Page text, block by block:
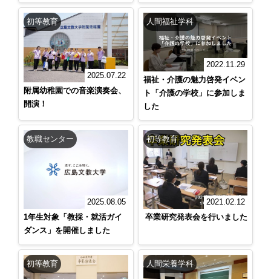
初等教育
2025.07.22
附属幼稚園での音楽演奏会、
開演！
人間福祉学科
2022.11.29
福祉・介護の魅力啓発イベン
ト「介護の学校」に参加しま
した
教職センター
2025.08.05
1年生対象「教採・就活ガイ
ダンス」を開催しました
初等教育
2021.02.12
卒業研究発表会を行いました
初等教育 人間栄養学科